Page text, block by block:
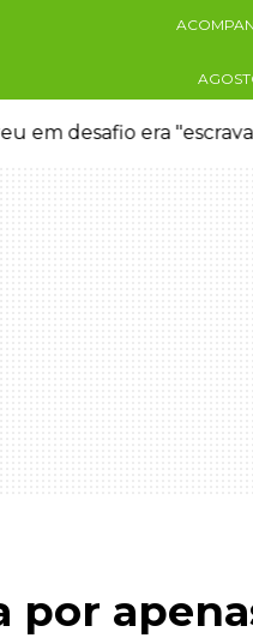
em desafio era
por